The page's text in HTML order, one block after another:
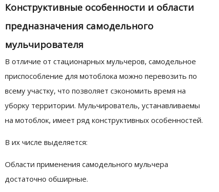
Конструктивные особенности и области
предназначения самодельного
мульчирователя
В отличие от стационарных мульчеров, самодельное
приспособление для мотоблока можно перевозить по
всему участку, что позволяет сэкономить время на
уборку территории. Мульчирователь, устанавливаемы
на мотоблок, имеет ряд конструктивных особенностей.
В их числе выделяется:
Области применения самодельного мульчера
достаточно обширные.